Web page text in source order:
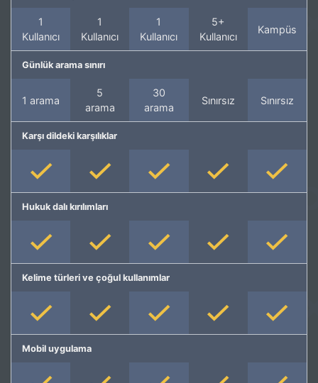
1
Kullanıcı
1
Kullanıcı
1
Kullanıcı
5+
Kullanıcı
Kampüs
Günlük arama sınırı
1 arama
5
arama
30
arama
Sınırsız Sınırsız
Karşı dildeki karşılıklar
Hukuk dalı kırılımları
Kelime türleri ve çoğul kullanımlar
Mobil uygulama